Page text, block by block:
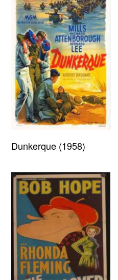
Dunkerque (1958)